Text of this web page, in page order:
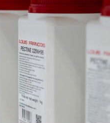
casher
200 g d'eau
à 160°C (feu doux)
180°C
brunissement